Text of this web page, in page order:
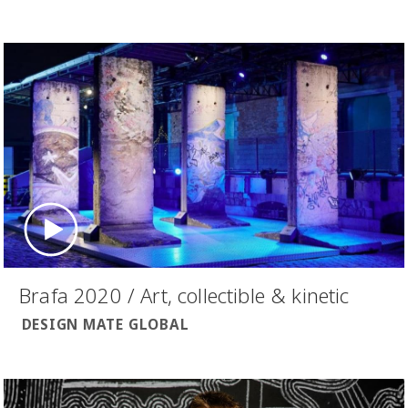
Brafa 2020 / Art, collectible & kinetic
DESIGN MATE GLOBAL